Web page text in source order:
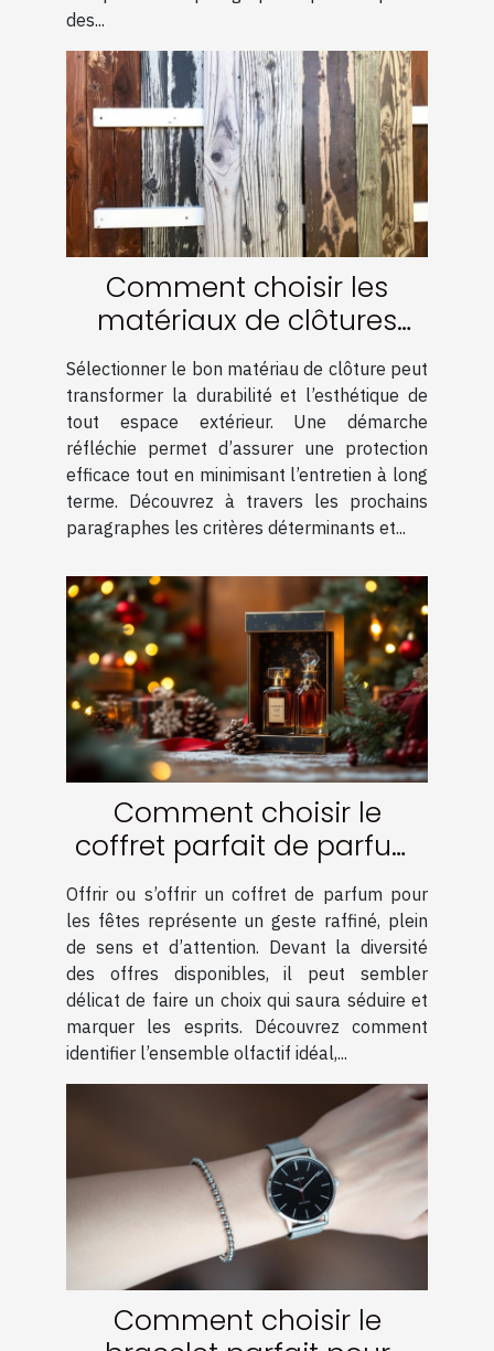
des...
Comment choisir les
matériaux de clôtures
pour une durabilité
optimale ?
Sélectionner le bon matériau de clôture peut
transformer la durabilité et l’esthétique de
tout espace extérieur. Une démarche
réfléchie permet d’assurer une protection
efficace tout en minimisant l’entretien à long
terme. Découvrez à travers les prochains
paragraphes les critères déterminants et...
Comment choisir le
coffret parfait de parfum
pour les fêtes ?
Offrir ou s’offrir un coffret de parfum pour
les fêtes représente un geste raffiné, plein
de sens et d’attention. Devant la diversité
des offres disponibles, il peut sembler
délicat de faire un choix qui saura séduire et
marquer les esprits. Découvrez comment
identifier l’ensemble olfactif idéal,...
Comment choisir le